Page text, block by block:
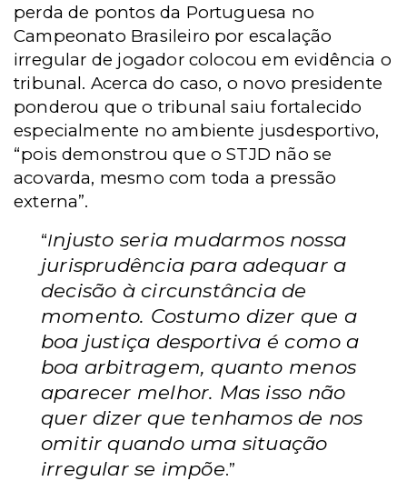
perda de pontos da Portuguesa no
Campeonato Brasileiro por escalação
irregular de jogador colocou em evidência o
tribunal. Acerca do caso, o novo presidente
ponderou que o tribunal saiu fortalecido
especialmente no ambiente jusdesportivo,
“pois demonstrou que o STJD não se
acovarda, mesmo com toda a pressão
externa”.
“Injusto seria mudarmos nossa
jurisprudência para adequar a
decisão à circunstância de
momento. Costumo dizer que a
boa justiça desportiva é como a
boa arbitragem, quanto menos
aparecer melhor. Mas isso não
quer dizer que tenhamos de nos
omitir quando uma situação
irregular se impõe.”